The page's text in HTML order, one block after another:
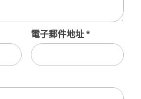
電子郵件地址*